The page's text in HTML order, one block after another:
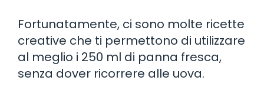
Fortunatamente, ci sono molte ricette
creative che ti permettono di utilizzare
al meglio i 250 ml di panna fresca,
senza dover ricorrere alle uova.